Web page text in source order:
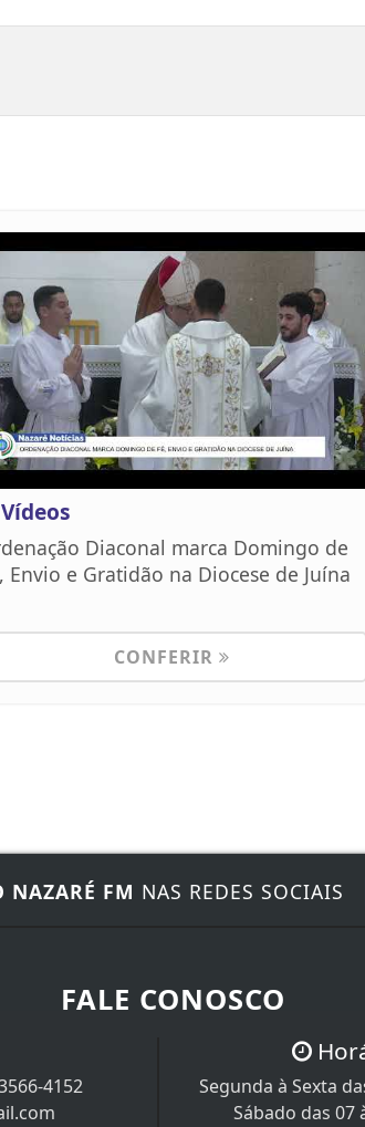
Diaconal marca Domingo de
Envio e Gratidão na Diocese de Juína
CONFERIR
NAZARÉ FM NAS REDES SOCIAIS
FALE CONOSCO
4152
Segunda à Sexta
Sábado das 07